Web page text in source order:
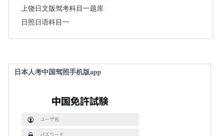
上饶日文版驾考科目一题库
日照日语科目一
日本人考中国驾照手机版app